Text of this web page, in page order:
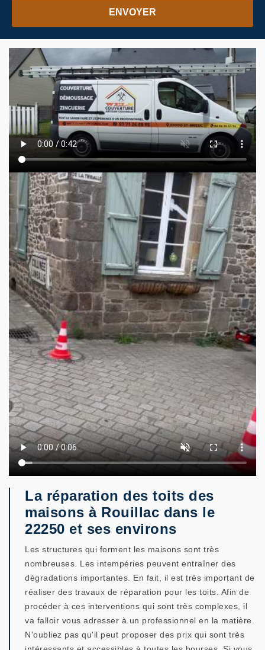
La réparation des toits des
maisons à Rouillac dans le
22250 et ses environs
Les structures qui forment les maisons sont très
nombreuses. Les intempéries peuvent entraîner des
dégradations importantes. En fait, il est très important de
réaliser des travaux de réparation pour les toits. Afin de
procéder à ces interventions qui sont très complexes, il
va falloir vous adresser à un professionnel en la matière.
N'oubliez pas qu'il peut proposer des prix qui sont très